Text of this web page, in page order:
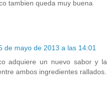
tambien queda muy buena
de mayo de 2013 a las 14:01
adquiere un nuevo sabor y la
ambos ingredientes rallados.